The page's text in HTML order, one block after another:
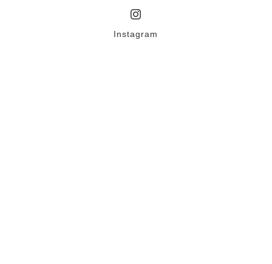
Instagram